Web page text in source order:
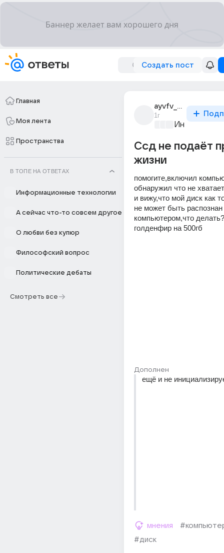
Создать пост
Главная
Моя лента
Пространства
В ТОПЕ НА ОТВЕТАХ
Информационные технологии
А сейчас что-то совсем другое
О любви без купюр
Философский вопрос
Политические дебаты
Смотреть все
ayvfv_yavyav
1г
Ссд не подаёт
жизни
помогите,включил
обнаружил что не
и вижу,что мой диск как
не может быть распознан
компьютером,что
голденфир на 500гб
Дополнен
ещё и не
мнения
#диск